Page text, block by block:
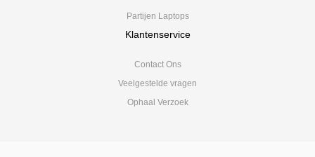
Partijen Laptops
Klantenservice
Contact Ons
Veelgestelde vragen
Ophaal Verzoek